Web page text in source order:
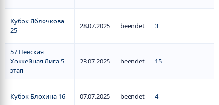
Кубок Яблочкова
25
28.07.2025 beendet 3
57 Невская
Хоккейная Лига.5
этап
23.07.2025 beendet 15
Кубок Блохина 16 07.07.2025 beendet 4